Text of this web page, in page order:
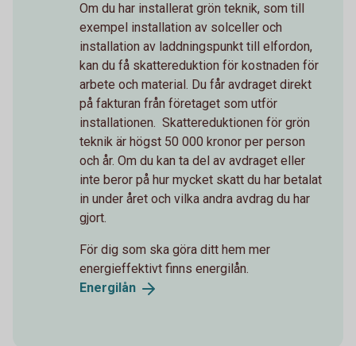
Om du har installerat grön teknik, som till
exempel installation av solceller och
installation av laddningspunkt till elfordon,
kan du få skattereduktion för kostnaden för
arbete och material. Du får avdraget direkt
på fakturan från företaget som utför
installationen. Skattereduktionen för grön
teknik är högst 50 000 kronor per person
och år. Om du kan ta del av avdraget eller
inte beror på hur mycket skatt du har betalat
in under året och vilka andra avdrag du har
gjort.
För dig som ska göra ditt hem mer
energieffektivt finns energilån.
Energilån